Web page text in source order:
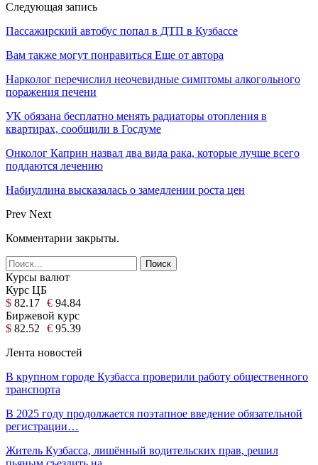
Следующая запись
Пассажирский автобус попал в ДТП в Кузбассе
Вам также могут понравиться Еще от автора
Нарколог перечислил неочевидные симптомы алкогольного
поражения печени
УК обязана бесплатно менять радиаторы отопления в
квартирах, сообщили в Госдуме
Онколог Каприн назвал два вида рака, которые лучше всего
поддаются лечению
Набиуллина высказалась о замедлении роста цен
Prev Next
Комментарии закрыты.
Курсы валют
Курс ЦБ
$ 82.17 € 94.84
Биржевой курс
$ 82.52 € 95.39
Лента новостей
В крупном городе Кузбасса проверили работу общественного
транспорта
В 2025 году продолжается поэтапное введение обязательной
регистрации…
Житель Кузбасса, лишённый водительских прав, решил